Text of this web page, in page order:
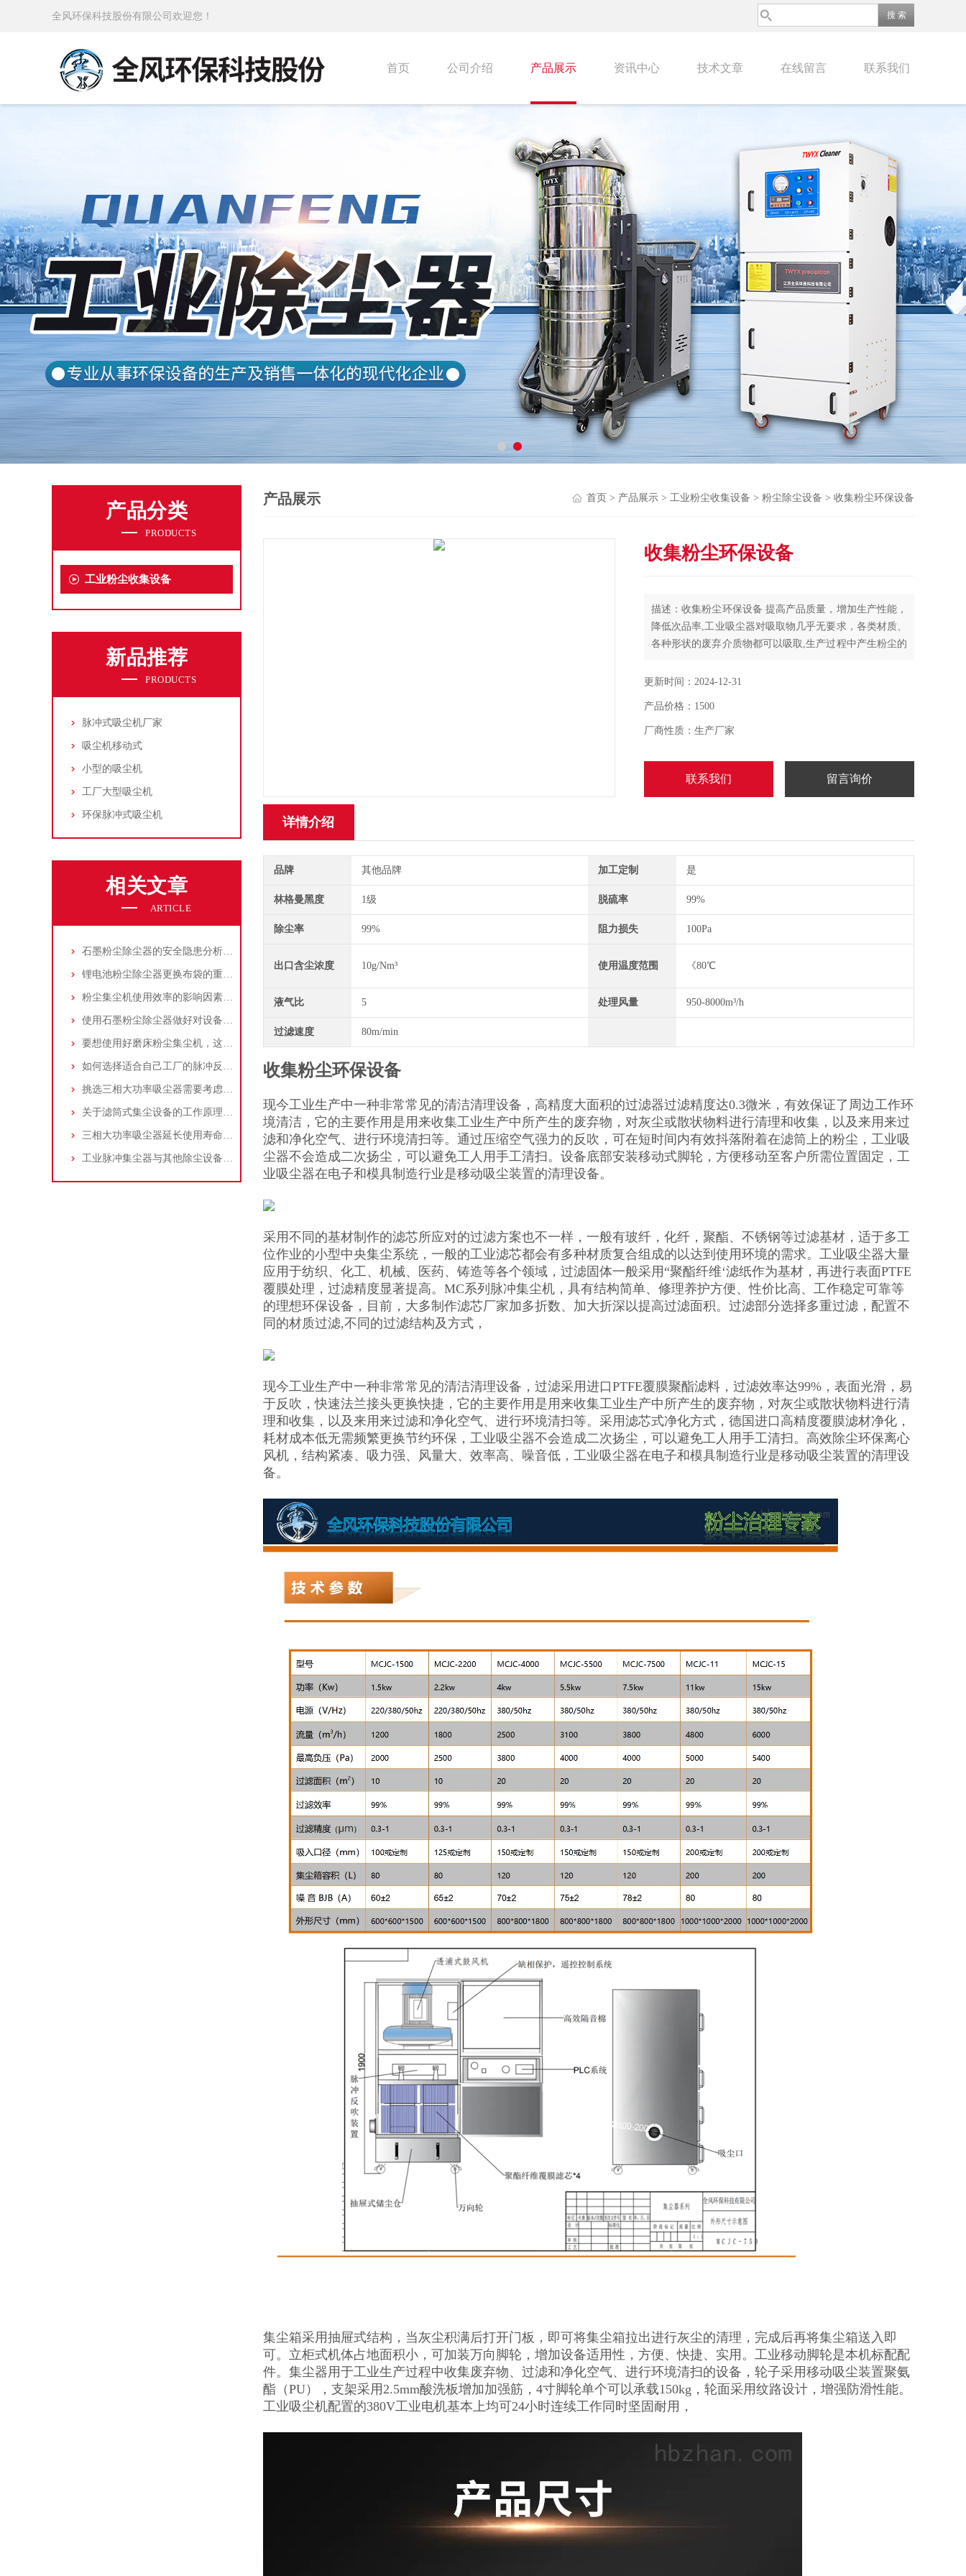
全风环保科技股份有限公司欢迎您！
首页 公司介绍 产品展示 资讯中心 技术文章 在线留言 联系我们
产品分类
PRODUCTS
工业粉尘收集设备
新品推荐
PRODUCTS
脉冲式吸尘机厂家
吸尘机移动式
小型的吸尘机
工厂大型吸尘机
环保脉冲式吸尘机
相关文章
ARTICLE
石墨粉尘除尘器的安全隐患分析及应对措施
锂电池粉尘除尘器更换布袋的重要性与方法
粉尘集尘机使用效率的影响因素及改进措施
使用石墨粉尘除尘器做好对设备的维护十分重要
要想使用好磨床粉尘集尘机，这些条件可不能少
如何选择适合自己工厂的脉冲反吹工业集尘器
挑选三相大功率吸尘器需要考虑哪些问题？
关于滤筒式集尘设备的工作原理及特点说明
三相大功率吸尘器延长使用寿命的建议
工业脉冲集尘器与其他除尘设备的比较
产品展示 首页 > 产品展示 > 工业粉尘收集设备 > 粉尘除尘设备 > 收集粉尘环保设备
收集粉尘环保设备
描述：收集粉尘环保设备 提高产品质量，增加生产性能，
降低次品率,工业吸尘器对吸取物几乎无要求，各类材质、
各种形状的废弃介质物都可以吸取,生产过程中产生粉尘的
更新时间：2024-12-31
产品价格：1500
厂商性质：生产厂家
联系我们 留言询价
详情介绍
品牌 其他品牌 加工定制 是
林格曼黑度 1级 脱硫率 99%
除尘率 99% 阻力损失 100Pa
出口含尘浓度 10g/Nm³ 使用温度范围 《80℃
液气比 5 处理风量 950-8000m³/h
过滤速度 80m/min
收集粉尘环保设备
现今工业生产中一种非常常见的清洁清理设备，高精度大面积的过滤器过滤精度达0.3微米，有效保证了周边工作环
境清洁，它的主要作用是用来收集工业生产中所产生的废弃物，对灰尘或散状物料进行清理和收集，以及来用来过
滤和净化空气、进行环境清扫等。通过压缩空气强力的反吹，可在短时间内有效抖落附着在滤筒上的粉尘，工业吸
尘器不会造成二次扬尘，可以避免工人用手工清扫。设备底部安装移动式脚轮，方便移动至客户所需位置固定，工
业吸尘器在电子和模具制造行业是移动吸尘装置的清理设备。
采用不同的基材制作的滤芯所应对的过滤方案也不一样，一般有玻纤，化纤，聚酯、不锈钢等过滤基材，适于多工
位作业的小型中央集尘系统，一般的工业滤芯都会有多种材质复合组成的以达到使用环境的需求。工业吸尘器大量
应用于纺织、化工、机械、医药、铸造等各个领域，过滤固体一般采用“聚酯纤维‘滤纸作为基材，再进行表面PTFE
覆膜处理，过滤精度显著提高。MC系列脉冲集尘机，具有结构简单、修理养护方便、性价比高、工作稳定可靠等
的理想环保设备，目前，大多制作滤芯厂家加多折数、加大折深以提高过滤面积。过滤部分选择多重过滤，配置不
同的材质过滤,不同的过滤结构及方式，
现今工业生产中一种非常常见的清洁清理设备，过滤采用进口PTFE覆膜聚酯滤料，过滤效率达99%，表面光滑，易
于反吹，快速法兰接头更换快捷，它的主要作用是用来收集工业生产中所产生的废弃物，对灰尘或散状物料进行清
理和收集，以及来用来过滤和净化空气、进行环境清扫等。采用滤芯式净化方式，德国进口高精度覆膜滤材净化，
耗材成本低无需频繁更换节约环保，工业吸尘器不会造成二次扬尘，可以避免工人用手工清扫。高效除尘环保离心
风机，结构紧凑、吸力强、风量大、效率高、噪音低，工业吸尘器在电子和模具制造行业是移动吸尘装置的清理设
备。
集尘箱采用抽屉式结构，当灰尘积满后打开门板，即可将集尘箱拉出进行灰尘的清理，完成后再将集尘箱送入即
可。立柜式机体占地面积小，可加装万向脚轮，增加设备适用性，方便、快捷、实用。工业移动脚轮是本机标配配
件。集尘器用于工业生产过程中收集废弃物、过滤和净化空气、进行环境清扫的设备，轮子采用移动吸尘装置聚氨
酯（PU），支架采用2.5mm酸洗板增加加强筋，4寸脚轮单个可以承载150kg，轮面采用纹路设计，增强防滑性能。
工业吸尘机配置的380V工业电机基本上均可24小时连续工作同时坚固耐用，